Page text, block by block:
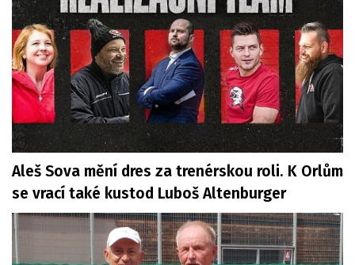
Aleš Sova mění dres za trenérskou roli. K Orlům
se vrací také kustod Luboš Altenburger